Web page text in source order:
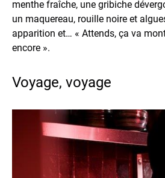
menthe fraîche, une gribiche
un maquereau, rouille noire et
apparition et… « Attends, ça va
encore ».
Voyage, voyage